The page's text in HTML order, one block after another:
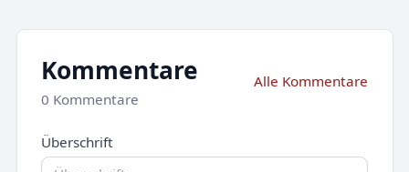
Kommentare
0 Kommentare
Alle Kommentare
Überschrift